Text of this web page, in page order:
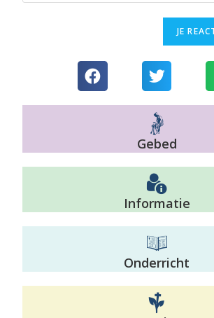
Gebed
Informatie
Onderricht